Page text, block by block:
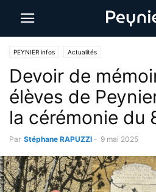
PEYNIER infos Actualités
Devoir de
élèves de
la cérémonie du
Par Stéphane RAPUZZI - 9 mai 2025